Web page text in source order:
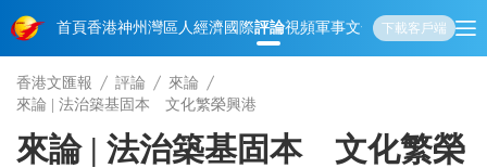
首頁香港神州 灣區人經濟國際評論視頻軍事文化 娛樂生活教育體
下載客戶端
香港文匯報 評論
來論
來論 | 法治築基固本 文化繁榮興港
來論 | 法治築基固本 文化繁榮